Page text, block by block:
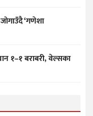
‘गणेशा
१–१ बराबरी, वेल्सका